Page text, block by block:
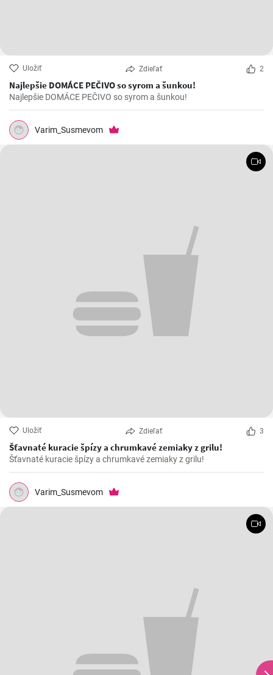
Uložiť Zdieľať 2
Najlepšie DOMÁCE PEČIVO so syrom a šunkou!
Najlepšie DOMÁCE PEČIVO so syrom a šunkou!
Varim_Susmevom
Uložiť Zdieľať 3
Šťavnaté kuracie špízy a chrumkavé zemiaky z grilu!
Šťavnaté kuracie špízy a chrumkavé zemiaky z grilu!
Varim_Susmevom